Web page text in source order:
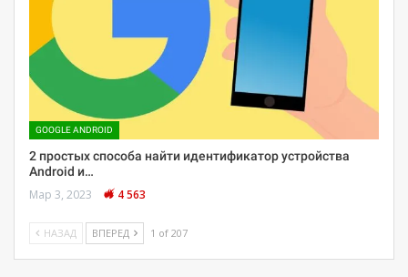
GOOGLE ANDROID
2 простых способа найти идентификатор устройства
Android и…
Мар 3, 2023 4 563
НАЗАД ВПЕРЕД 1 of 207